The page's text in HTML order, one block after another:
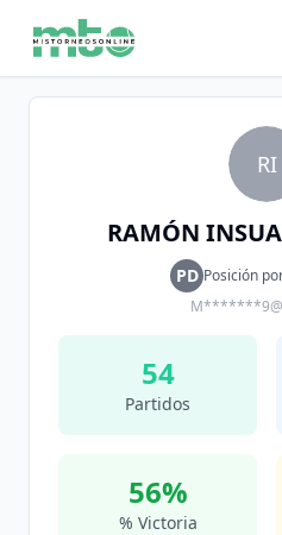
RI
RAMÓN
PD Posición
54
Partidos
56%
% Victoria